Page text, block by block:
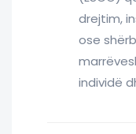
drejtim,
ose
individë